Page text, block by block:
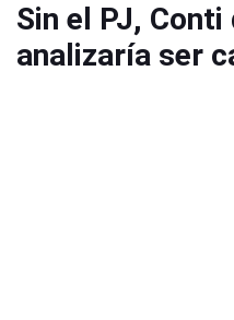
Sin el PJ, Conti
analizaría ser